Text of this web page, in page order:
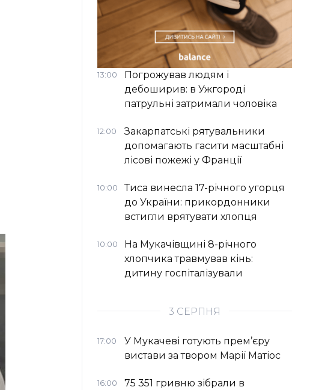
13:00
Погрожував людям і
дебоширив: в Ужгороді
патрульні затримали чоловіка
12:00
Закарпатські рятувальники
допомагають гасити масштабні
лісові пожежі у Франції
10:00
Тиса винесла 17-річного угорця
до України: прикордонники
встигли врятувати хлопця
10:00
На Мукачівщині 8-річного
хлопчика травмував кінь:
дитину госпіталізували
3 СЕРПНЯ
17:00
У Мукачеві готують прем’єру
вистави за твором Марії Матіос
16:00
75 351 гривню зібрали в